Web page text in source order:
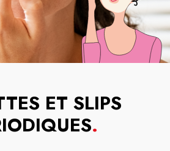
ET SLIPS
.